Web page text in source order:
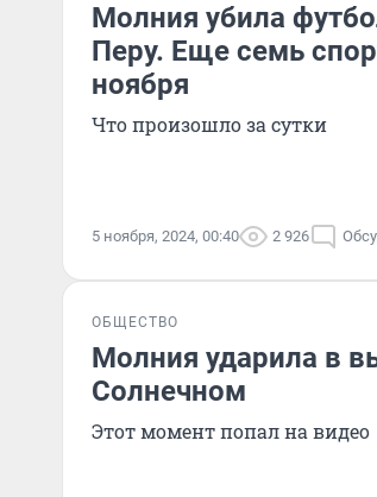
Молния убила
Перу. Еще семь
ноября
Что произошло за сутки
5 ноября, 2024, 00:40 2 926
ОБЩЕСТВО
Молния ударила в
Солнечном
Этот момент попал на видео